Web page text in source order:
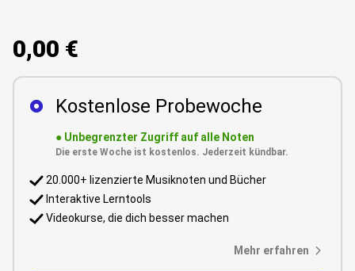
0,00 €
Kostenlose Probewoche
● Unbegrenzter Zugriff auf alle Noten
Die erste Woche ist kostenlos. Jederzeit kündbar.
20.000+ lizenzierte Musiknoten und Bücher
Interaktive Lerntools
Videokurse, die dich besser machen
Mehr erfahren